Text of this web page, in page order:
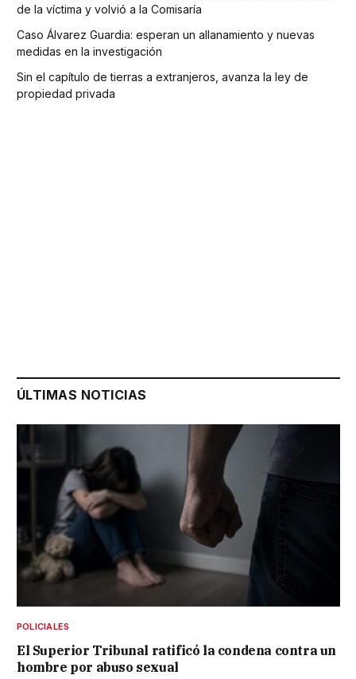
de la víctima y volvió a la Comisaría
Caso Álvarez Guardia: esperan un allanamiento y nuevas
medidas en la investigación
Sin el capítulo de tierras a extranjeros, avanza la ley de
propiedad privada
ÚLTIMAS NOTICIAS
POLICIALES
El Superior Tribunal ratificó la condena contra un
hombre por abuso sexual